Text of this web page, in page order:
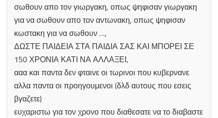
σωθουν απο τον γιωργακη, οπως ψηφισαν γιωργακη
για να σωθουν απο τον αντωνακη, οπως ψηφισαν
κωστακη για να σωθουν …,
ΔΩΣΤΕ ΠΑΙΔΕΙΑ ΣΤΑ ΠΑΙΔΙΑ ΣΑΣ ΚΑΙ ΜΠΟΡΕΙ ΣΕ
150 ΧΡΟΝΙΑ ΚΑΤΙ ΝΑ ΑΛΛΑΞΕΙ,
ααα και παντα δεν φταινε οι τωρινοι που κυβερνανε
αλλα παντα οι προηγουμενοι (δλδ αυτους που εσεις
βγαζετε)
ευχαριστω για τον χρονο που διαθεσατε να το διαβαστε